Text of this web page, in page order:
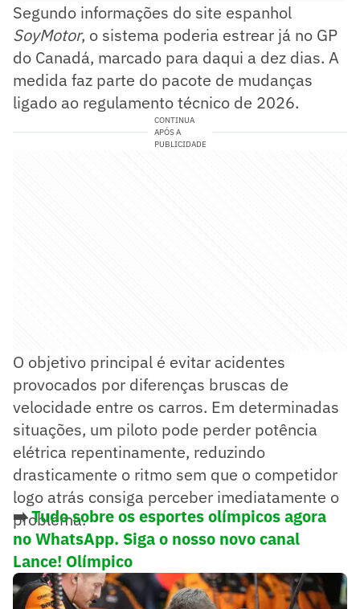
Segundo informações do site espanhol
SoyMotor, o sistema poderia estrear já no GP
do Canadá, marcado para daqui a dez dias. A
medida faz parte do pacote de mudanças
ligado ao regulamento técnico de 2026.
CONTINUA
APÓS A
PUBLICIDADE
O objetivo principal é evitar acidentes
provocados por diferenças bruscas de
velocidade entre os carros. Em determinadas
situações, um piloto pode perder potência
elétrica repentinamente, reduzindo
drasticamente o ritmo sem que o competidor
logo atrás consiga perceber imediatamente o
problema.
➡️Tudo sobre os esportes olímpicos agora
no WhatsApp. Siga o nosso novo canal
Lance! Olímpico